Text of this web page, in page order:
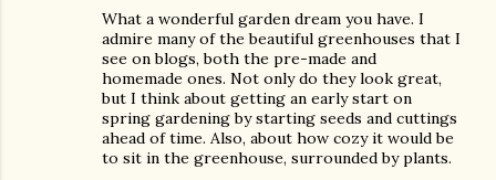
What a wonderful garden dream you have. I
admire many of the beautiful greenhouses that I
see on blogs, both the pre-made and
homemade ones. Not only do they look great,
but I think about getting an early start on
spring gardening by starting seeds and cuttings
ahead of time. Also, about how cozy it would be
to sit in the greenhouse, surrounded by plants.